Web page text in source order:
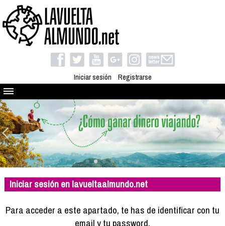
Iniciar sesión Registrarse
Quienes somos
El proyecto
Blog
Viaja con nosotros
Camino solidario
Libros
Compañeros de viaje
Iniciar sesión en lavueltaalmundo.net
Para acceder a este apartado, te has de identificar con tu
email y tu password.